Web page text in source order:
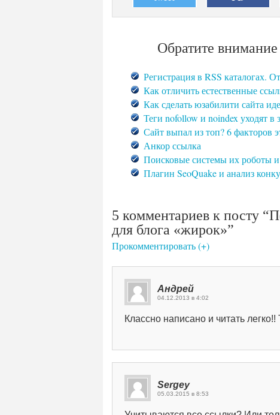
Обратите
Регистрация в RSS каталогах.
Как отличить естественные
Как сделать юзабилити сайта
Теги nofollow и noindex уходят в
Сайт выпал из топ? 6 факторов
Анкор ссылка
Поисковые системы их роботы
Плагин SeoQuake и анализ
5 комментариев к посту
для блога «жирок»”
Прокомментировать (+)
Андрей
04.12.2013 в 4:02
Классно написано и читать
Sergey
05.03.2015 в 8:53